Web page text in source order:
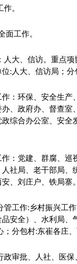
。
面工作。
人大、信访。重点
:人大、信访局；分
：环保、安全生
、政府办、督查
综合办公室、安
：党建、群腐、
社局、老干部局
、刘庄户、铁局寨
管工作:乡村振兴工
安全）、水利局
；分包村:东崔各庄
政审批、人社、医